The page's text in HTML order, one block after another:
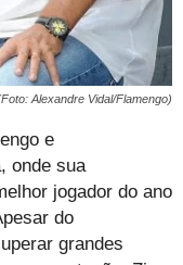
Alexandre Vidal/Flamengo)
e
onde sua
jogador do ano
do
grandes